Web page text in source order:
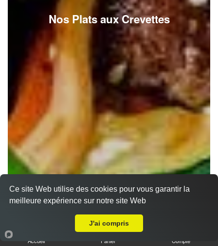
Nos Plats aux Crevettes
Accueil Panier Compte
Ce site Web utilise des cookies pour vous garantir la
meilleure expérience sur notre site Web
J'ai compris